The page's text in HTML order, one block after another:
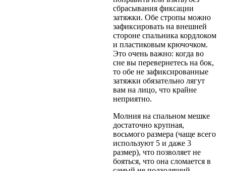
сбрасывания фиксации
затяжки. Обе стропы можно
зафиксировать на внешней
стороне спальника кордлоком
и пластиковым крючочком.
Это очень важно: когда во
сне вы перевернетесь на бок,
то обе не зафиксированные
затяжки обязательно лягут
вам на лицо, что крайне
неприятно.
Молния на спальном мешке
достаточно крупная,
восьмого размера (чаще всего
используют 5 и даже 3
размер), что позволяет не
бояться, что она сломается в